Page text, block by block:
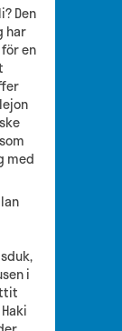
Den
har
en
med
i